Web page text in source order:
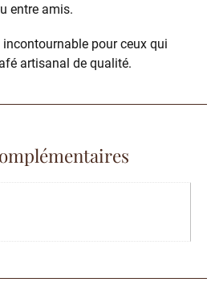
entre amis.
pour ceux qui
artisanal de qualité.